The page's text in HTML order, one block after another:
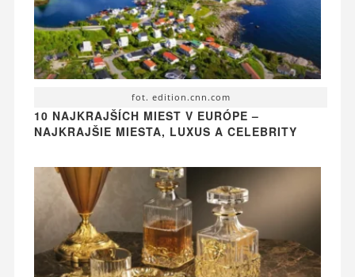
fot. edition.cnn.com
10 NAJKRAJŠÍCH MIEST V EURÓPE –
NAJKRAJŠIE MIESTA, LUXUS A CELEBRITY